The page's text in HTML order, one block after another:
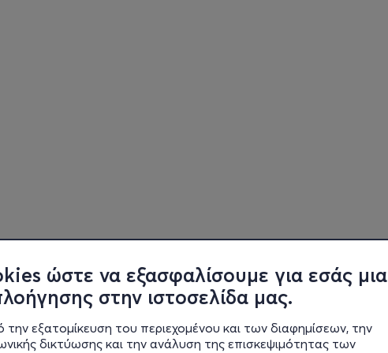
ώστε να εξασφαλίσουμε για εσάς μια
στην ιστοσελίδα μας.
εξατομίκευση του περιεχομένου και των διαφημίσεων, την
δικτύωσης και την ανάλυση της επισκεψιμότητας των